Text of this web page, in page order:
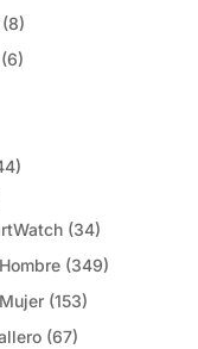
(8)
(6)
(34)
(349)
(153)
(67)